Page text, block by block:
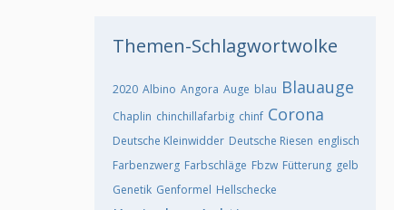
Themen-Schlagwortwolke
2020 Albino Angora Auge blau Blauauge
Chaplin chinchillafarbig chinf Corona
Deutsche Kleinwidder Deutsche Riesen englisch
Farbenzwerg Farbschläge Fbzw Fütterung gelb
Genetik Genformel Hellschecke